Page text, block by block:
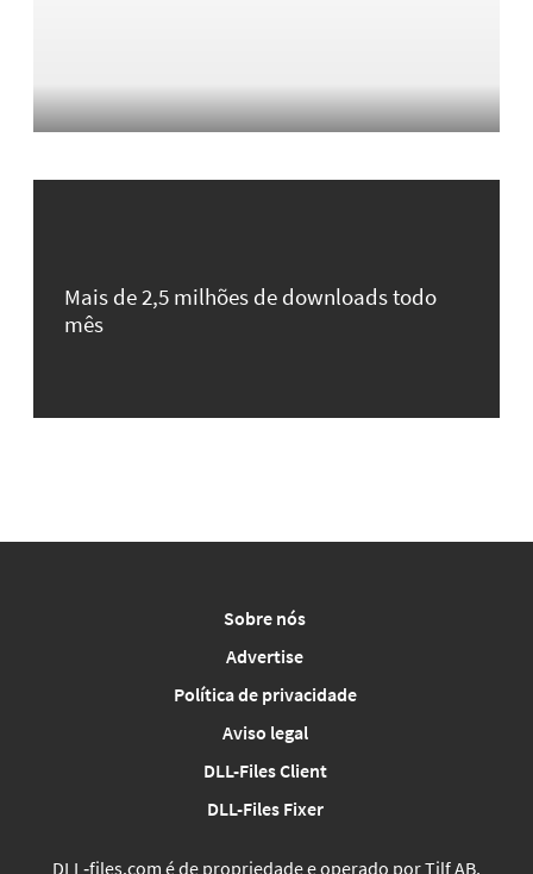
Mais de 2,5 milhões de downloads todo
mês
Sobre nós
Advertise
Política de privacidade
Aviso legal
DLL-Files Client
DLL-Files Fixer
DLL‑files.com é de propriedade e operado por Tilf AB,